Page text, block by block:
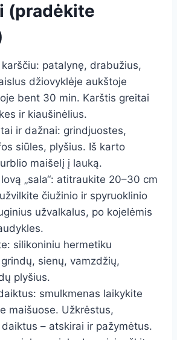
(pradėkite
patalynę, drabužius,
džiovyklėje aukštoje
bent 30 min. Karštis greitai
ir kiaušinėlius.
ir dažnai: grindjuostes,
siūles, plyšius. Iš karto
maišelį į lauką.
„sala“: atitraukite 20–30 cm
čiužinio ir spyruoklinio
užvalkalus, po kojelėmis
silikoniniu hermetiku
sienų, vamzdžių,
plyšius.
smulkmenas laikykite
maišuose. Užkrėstus,
– atskirai ir pažymėtus.